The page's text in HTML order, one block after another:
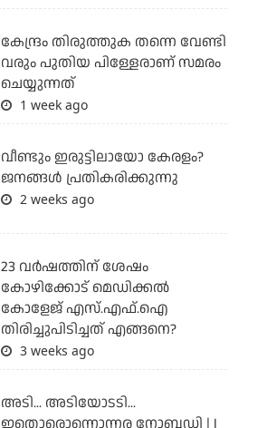
കേന്ദ്രം തിരുത്തുക തന്നെ വേണ്ടി
വരും പുതിയ പിള്ളേരാണ് സമരം
ചെയ്യുന്നത്
1 week ago
വീണ്ടും ഇരുട്ടിലായോ കേരളം?
ജനങ്ങൾ പ്രതികരിക്കുന്നു
2 weeks ago
23 വർഷത്തിന് ശേഷം
കോഴിക്കോട് മെഡിക്കൽ
കോളേജ് എസ്.എഫ്.ഐ
തിരിച്ചുപിടിച്ചത് എങ്ങനെ?
3 weeks ago
അടി... അടിയോടടി...